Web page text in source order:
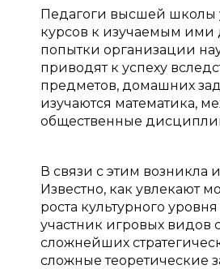
Педагоги высшей школы
курсов к изучаемым ими
попытки организации
приводят к успеху
предметов, домашних
изучаются математика,
общественные
В связи с этим возникла
Известно, как увлекают
роста культурного
участник игровых
сложнейших
сложные теоретические